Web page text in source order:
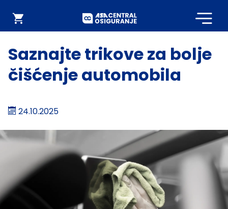
Webshop
Saznajte trikove za bolje
čišćenje automobila
24.10.2025